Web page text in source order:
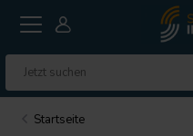
Startseite